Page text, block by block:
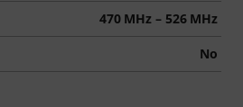
470 MHz – 526 MHz
No